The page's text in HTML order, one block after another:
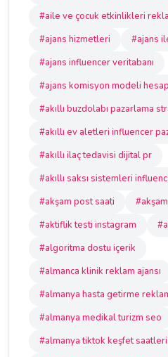
#aile ve çocuk etkinlikleri
#ajans hizmetleri
#ajans
#ajans influencer veritabanı
#ajans komisyon modeli
#akıllı buzdolabı pazarlama
#akıllı ev aletleri influencer
#akıllı ilaç tedavisi dijital pr
#akıllı saksı sistemleri
#akşam post saati
#aktiflik testi instagram
#algoritma dostu içerik
#almanca klinik reklam ajansı
#almanya hasta getirme
#almanya medikal turizm seo
#almanya tiktok keşfet saatleri